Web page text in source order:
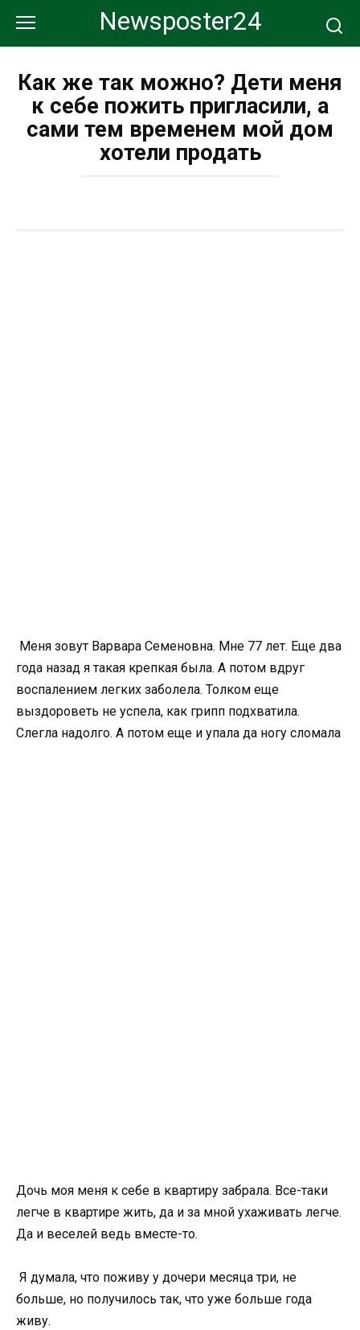
контенту
Newsposter24
Как же так можно? Дети меня
к себе пожить пригласили, а
сами тем временем мой дом
хотели продать
Меня зовут Варвара Семеновна. Мне 77 лет. Еще два
года назад я такая крепкая была. А потом вдруг
воспалением легких заболела. Толком еще
выздороветь не успела, как грипп подхватила.
Слегла надолго. А потом еще и упала да ногу сломала
Дочь моя меня к себе в квартиру забрала. Все-таки
легче в квартире жить, да и за мной ухаживать легче.
Да и веселей ведь вместе-то.
Я думала, что поживу у дочери месяца три, не
больше, но получилось так, что уже больше года
живу.